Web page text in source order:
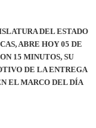
DEL ESTADO
ABRE HOY 05 DE
15 MINUTOS, SU
DE LA ENTREGA
EL MARCO DEL DÍA